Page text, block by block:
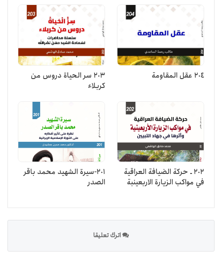
204 عقل المقاومة
203 سر الحياة دروس من
كربلاء
202 ـ حركة الضيافة العراقية
في مواكب الزيارة الاربعينبة
201-سيرة الشهيد محمد باقر
الصدر
اترك تعليقا